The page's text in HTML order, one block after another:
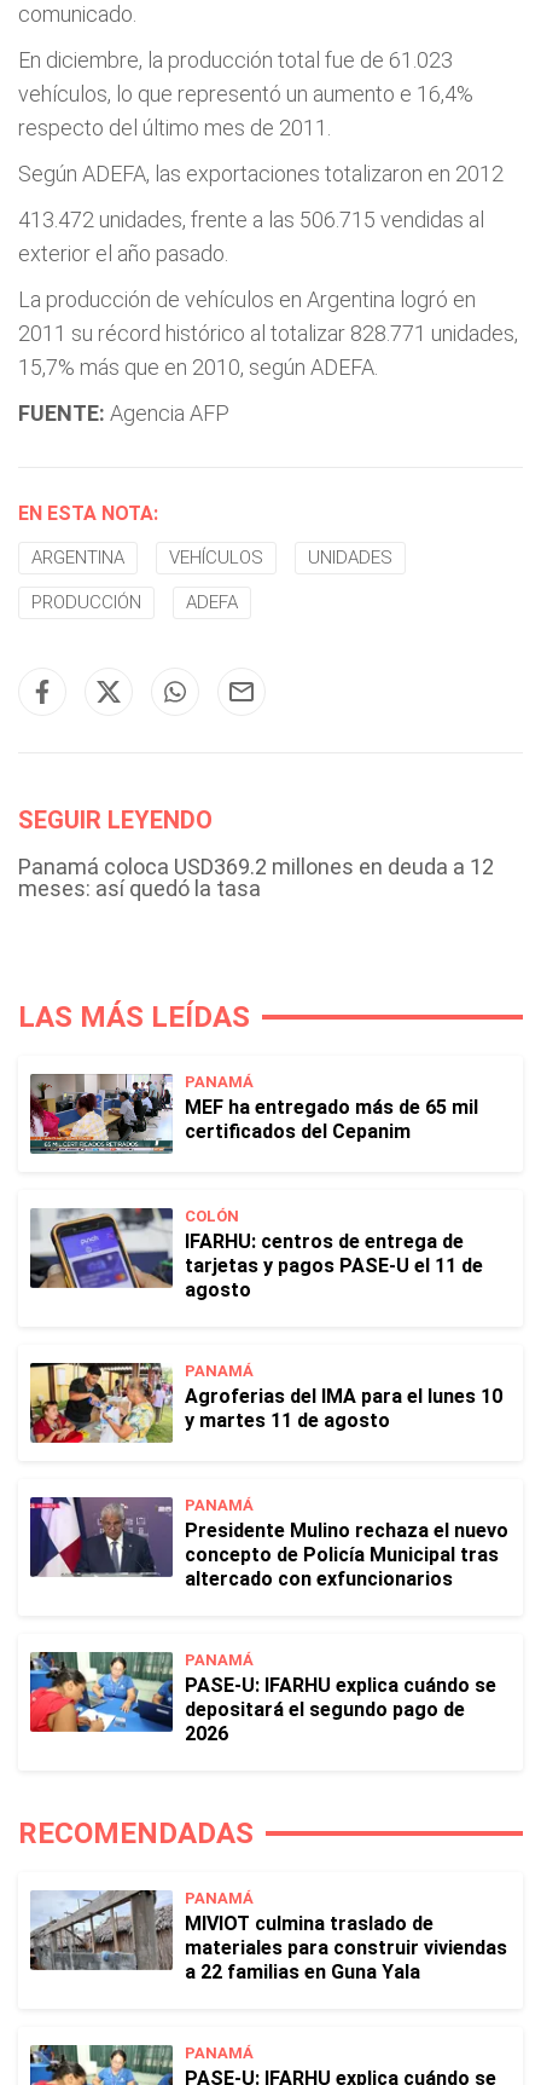
comunicado.
En diciembre, la producción total fue de 61.023
vehículos, lo que representó un aumento e 16,4%
respecto del último mes de 2011.
Según ADEFA, las exportaciones totalizaron en 2012
413.472 unidades, frente a las 506.715 vendidas al
exterior el año pasado.
La producción de vehículos en Argentina logró en
2011 su récord histórico al totalizar 828.771 unidades,
15,7% más que en 2010, según ADEFA.
FUENTE: Agencia AFP
EN ESTA NOTA:
ARGENTINA VEHÍCULOS UNIDADES
PRODUCCIÓN ADEFA
SEGUIR LEYENDO
Panamá coloca USD369.2 millones en deuda a 12
meses: así quedó la tasa
LAS MÁS LEÍDAS
PANAMÁ
MEF ha entregado más de 65 mil
certificados del Cepanim
COLÓN
IFARHU: centros de entrega de
tarjetas y pagos PASE-U el 11 de
agosto
PANAMÁ
Agroferias del IMA para el lunes 10
y martes 11 de agosto
PANAMÁ
Presidente Mulino rechaza el nuevo
concepto de Policía Municipal tras
altercado con exfuncionarios
PANAMÁ
PASE-U: IFARHU explica cuándo se
depositará el segundo pago de
2026
RECOMENDADAS
PANAMÁ
MIVIOT culmina traslado de
materiales para construir viviendas
a 22 familias en Guna Yala
PANAMÁ
PASE-U: IFARHU explica cuándo se